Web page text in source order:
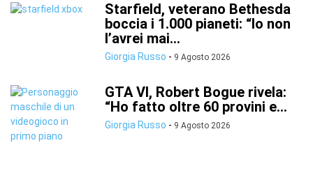
Starfield, veterano Bethesda
boccia i 1.000 pianeti: “Io non
l’avrei mai...
Giorgia Russo - 9 Agosto 2026
GTA VI, Robert Bogue rivela:
“Ho fatto oltre 60 provini e...
Giorgia Russo - 9 Agosto 2026